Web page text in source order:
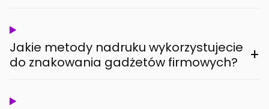
Jakie metody nadruku wykorzystujecie
do znakowania gadżetów firmowych?
+